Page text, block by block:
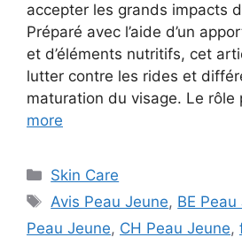
accepter les grands impacts
Préparé avec l’aide d’un
et d’éléments nutritifs, cet
lutter contre les rides et
maturation du visage. Le rôle
more
Categories
Skin Care
Tags
Avis Peau Jeune, BE Peau
Peau Jeune, CH Peau Jeune,